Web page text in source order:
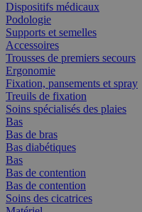
Dispositifs médicaux
Podologie
Supports et semelles
Accessoires
Trousses de premiers secours
Ergonomie
Fixation, pansements et spray
Treuils de fixation
Soins spécialisés des plaies
Bas
Bas de bras
Bas diabétiques
Bas
Bas de contention
Bas de contention
Soins des cicatrices